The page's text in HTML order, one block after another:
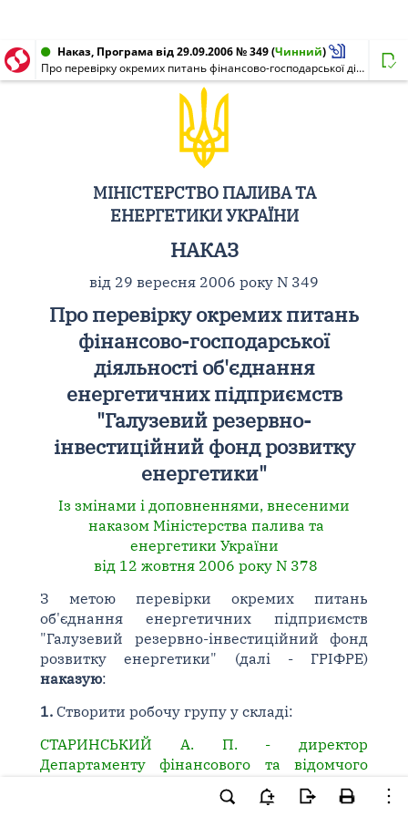
Наказ, Програма від 29.09.2006 № 349(Чинний)
Про перевірку окремих питань фінансово-господарської діяльності об'єднання енергетичних підприємств "Галузевий резервно-інвестиційний фонд розвитку енергетики"
МІНІСТЕРСТВО ПАЛИВА ТА
ЕНЕРГЕТИКИ УКРАЇНИ
НАКАЗ
від 29 вересня 2006 року N 349
Про перевірку окремих питань
фінансово-господарської
діяльності об'єднання
енергетичних підприємств
"Галузевий резервно-
інвестиційний фонд розвитку
енергетики"
Із змінами і доповненнями, внесеними
наказом Міністерства палива та
енергетики України
від 12 жовтня 2006 року N 378
З метою перевірки окремих питань
об'єднання енергетичних підприємств
"Галузевий резервно-інвестиційний фонд
розвитку енергетики" (далі - ГРІФРЕ)
наказую:
1.Створити робочу групу у складі:
СТАРИНСЬКИЙ А. П. - директор
Департаменту фінансового та відомчого
контролю, голова робочої групи;